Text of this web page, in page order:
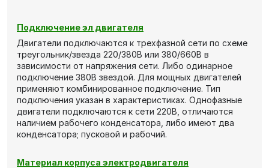
Подключение эл двигателя
Двигатели подключаются к трехфазной сети по схеме
треугольник/звезда 220/380В или 380/660В в
зависимости от напряжения сети. Либо одинарное
подключение 380В звездой. Для мощных двигателей
применяют комбинированное подключение. Тип
подключения указан в характеристиках. Однофазные
двигатели подключаются к сети 220В, отличаются
наличием рабочего конденсатора, либо имеют два
конденсатора; пусковой и рабочий.
Материал корпуса электродвигателя